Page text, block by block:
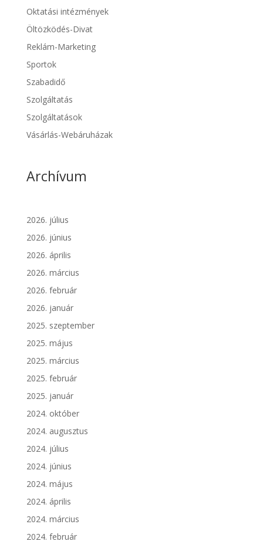
Oktatási intézmények
Öltözködés-Divat
Reklám-Marketing
Sportok
Szabadidő
Szolgáltatás
Szolgáltatások
Vásárlás-Webáruházak
Archívum
2026. július
2026. június
2026. április
2026. március
2026. február
2026. január
2025. szeptember
2025. május
2025. március
2025. február
2025. január
2024. október
2024. augusztus
2024. július
2024. június
2024. május
2024. április
2024. március
2024. február